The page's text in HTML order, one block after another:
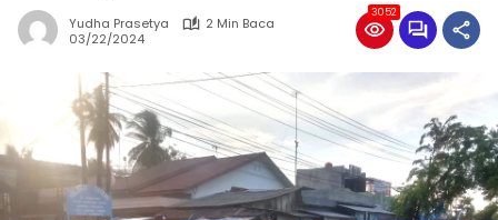
Yudha Prasetya
2 Min Baca
03/22/2024
3052